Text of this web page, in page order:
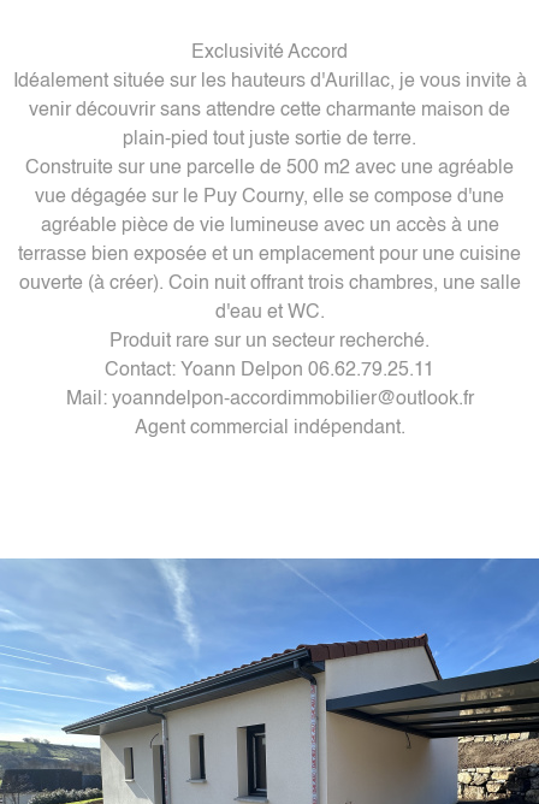
Exclusivité Accord
Idéalement située sur les hauteurs d'Aurillac, je vous invite à
venir découvrir sans attendre cette charmante maison de
plain-pied tout juste sortie de terre.
Construite sur une parcelle de 500 m2 avec une agréable
vue dégagée sur le Puy Courny, elle se compose d'une
agréable pièce de vie lumineuse avec un accès à une
terrasse bien exposée et un emplacement pour une cuisine
ouverte (à créer). Coin nuit offrant trois chambres, une salle
d'eau et WC.
Produit rare sur un secteur recherché.
Contact: Yoann Delpon 06.62.79.25.11
Mail: yoanndelpon-accordimmobilier@outlook.fr
Agent commercial indépendant.